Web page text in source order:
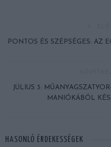
PONTOS ÉS SZÉPSÉGES: AZ
JÚLIUS 3:
MANIÓKÁBÓL
HASONLÓ ÉRDEKESSÉGEK